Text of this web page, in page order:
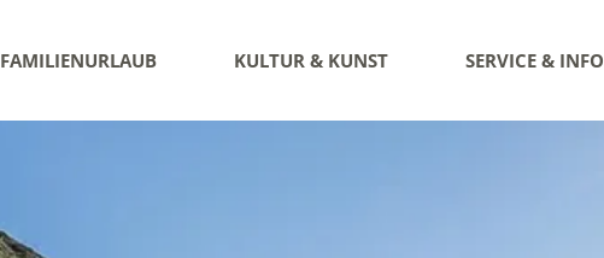
FAMILIENURLAUB KULTUR & KUNST SERVICE & INFO